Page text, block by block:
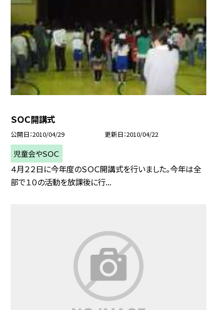
ＳＯＣ開講式
公開日 2010/04/29 更新日 2010/04/22
児童会やＳＯＣ
４月２２日に今年度のＳＯＣ開講式を行いました。今年は全
部で１０の活動を放課後に行...